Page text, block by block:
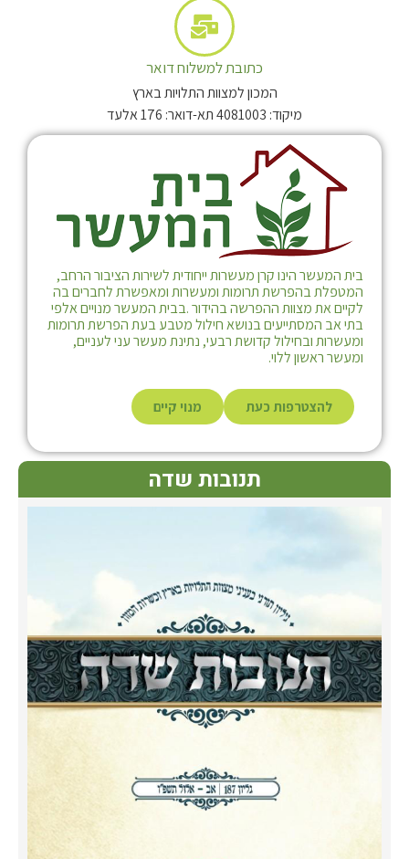
כתובת למשלוח דואר
המכון למצוות התלויות בארץ
מיקוד: 4081003 תא-דואר: 176 אלעד
בית המעשר הינו קרן מעשרות ייחודית לשירות הציבור הרחב,
המטפלת בהפרשת תרומות ומעשרות ומאפשרת לחברים בה
לקיים את מצוות ההפרשה בהידור .בבית המעשר מנויים אלפי
בתי אב המסתייעים בנושא חילול מטבע בעת הפרשת תרומות
ומעשרות ובחילול קדושת רבעי, נתינת מעשר עני לעניים,
ומעשר ראשון ללוי.
להצטרפות כעת מנוי קיים
תנובות שדה